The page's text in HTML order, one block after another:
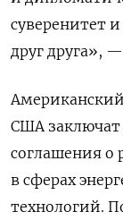
суверенитет
друг друга»,
США заключат
соглашения о
в сферах
технологий.